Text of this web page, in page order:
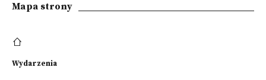
Mapa strony
Wydarzenia